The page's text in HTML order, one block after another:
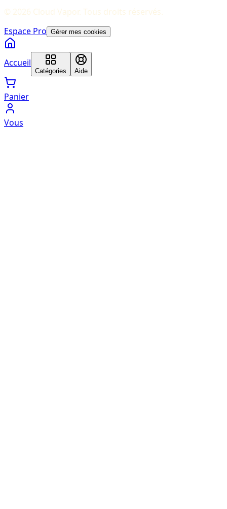
© 2026 Cloud Vapor. Tous droits réservés.
Espace Pro Gérer mes cookies
Accueil
Catégories Aide
Panier
Vous